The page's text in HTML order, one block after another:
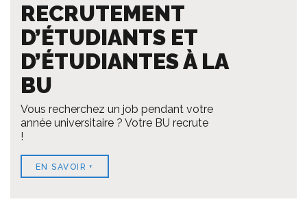
RECRUTEMENT
D’ÉTUDIANTS ET
D’ÉTUDIANTES À LA
BU
Vous recherchez un job pendant votre
année universitaire ? Votre BU recrute
!
EN SAVOIR +